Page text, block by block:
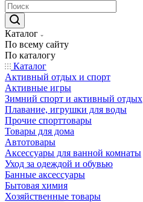
Каталог
По всему сайту
По каталогу
Каталог
Активный отдых и спорт
Активные игры
Зимний спорт и активный отдых
Плавание, игрушки для воды
Прочие спорттовары
Товары для дома
Автотовары
Аксессуары для ванной комнаты
Уход за одеждой и обувью
Банные аксессуары
Бытовая химия
Хозяйственные товары